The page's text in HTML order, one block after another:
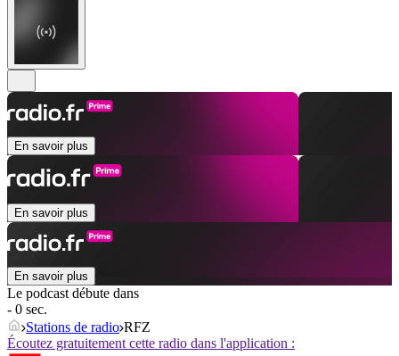
En savoir plus
En savoir plus
En savoir plus
Le podcast débute dans
- 0 sec.
Stations de radio RFZ
Écoutez gratuitement cette radio dans l'application :